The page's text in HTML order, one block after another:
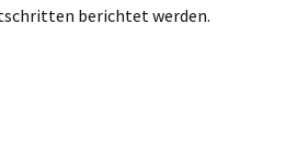
berichtet werden.
Arbeitszeitverhandlungen